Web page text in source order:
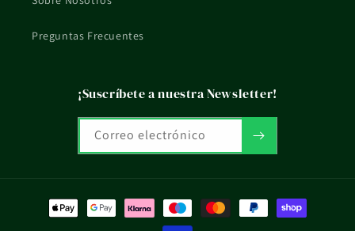
Preguntas Frecuentes
¡Suscríbete a nuestra Newsletter!
Correo electrónico
Formas